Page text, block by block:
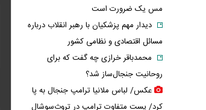
مس یک ضرورت است
دیدار مهم پزشکیان با رهبر انقلاب درباره
مسائل اقتصادی و نظامی کشور
محمدباقر خرازی چه گفت که برای
روحانیت جنجال‌ساز شد؟
عکس/ لباس ملانیا ترامپ جنجال به پا
کرد/ پست متفاوت ترامپ در تروث‌سوشال